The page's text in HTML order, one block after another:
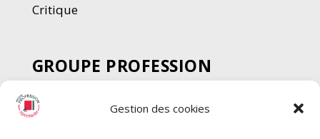
Gestion des cookies
Critique
GROUPE PROFESSION
SPECTACLE
Chèque Intermittents